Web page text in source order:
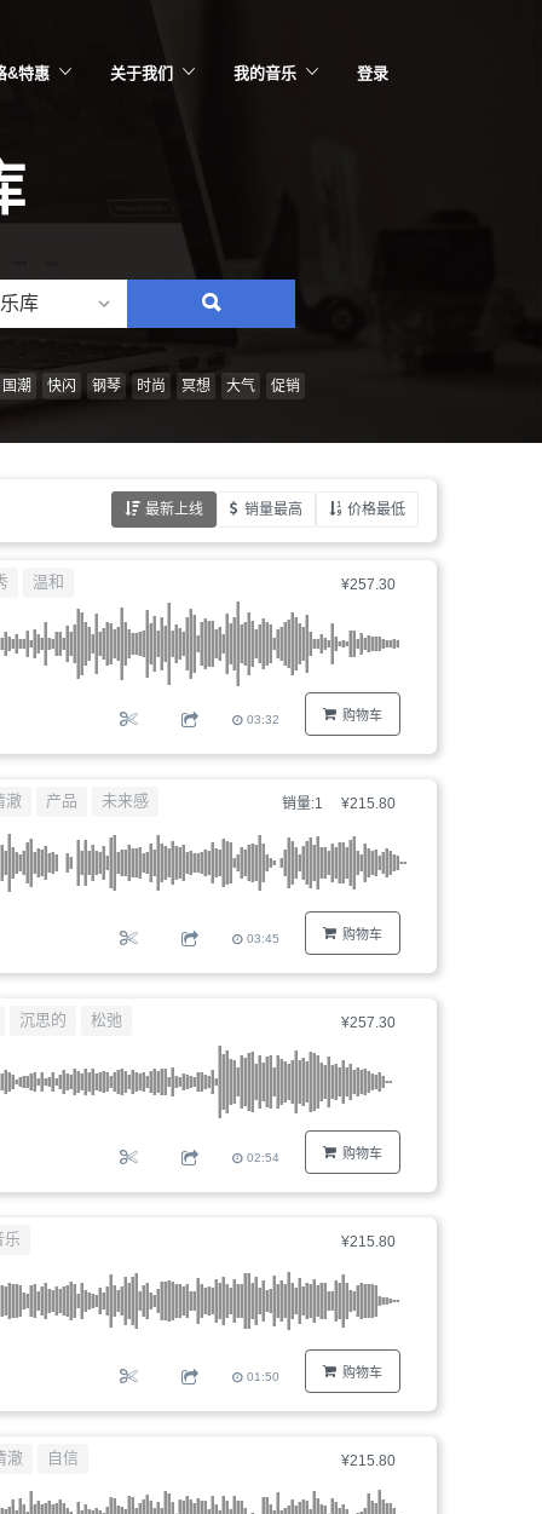
&特惠 关于我们 我的音乐 登录
库
搜
情
风
乐
文
件
编
国潮 快闪 钢琴 时尚 冥想 大气 促销
最新上线 销量最高 价格最低
¥257.30
购物车
温和
03:32
销量:1 ¥215.80
购物车
澈 产品 未来感
03:45
¥257.30
购物车
沉思的 松弛
02:54
¥215.80
购物车
乐
01:50
¥215.80
澈 自信